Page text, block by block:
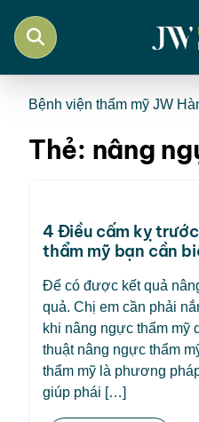
Bệnh viện thẩm mỹ JW
Thẻ: nâng
4 Điều cấm kỵ
thẩm mỹ bạn cần
Để có được kết quả
quả. Chị em cần phải
khi nâng ngực thẩm mỹ
thuật nâng ngực thẩm
thẩm mỹ là phương
giúp phái […]